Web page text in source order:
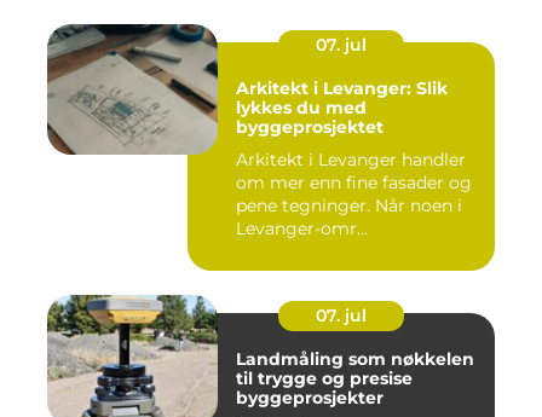
07. jul
Arkitekt i Levanger: Slik
lykkes du med
byggeprosjektet
Arkitekt i Levanger handler
om mer enn fine fasader og
pene tegninger. Når noen i
Levanger-omr...
07. jul
Landmåling som nøkkelen
til trygge og presise
byggeprosjekter